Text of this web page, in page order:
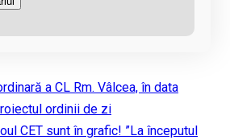
a CL Rm. Vâlcea, în data
ordinii de zi
CET sunt în grafic! ”La începutul